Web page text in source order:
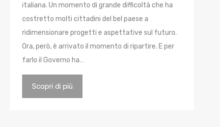
italiana. Un momento di grande difficoltà che ha
costretto molti cittadini del bel paese a
ridimensionare progetti e aspettative sul futuro.
Ora, però, è arrivato il momento di ripartire. E per
farlo il Governo ha…
Scopri di più